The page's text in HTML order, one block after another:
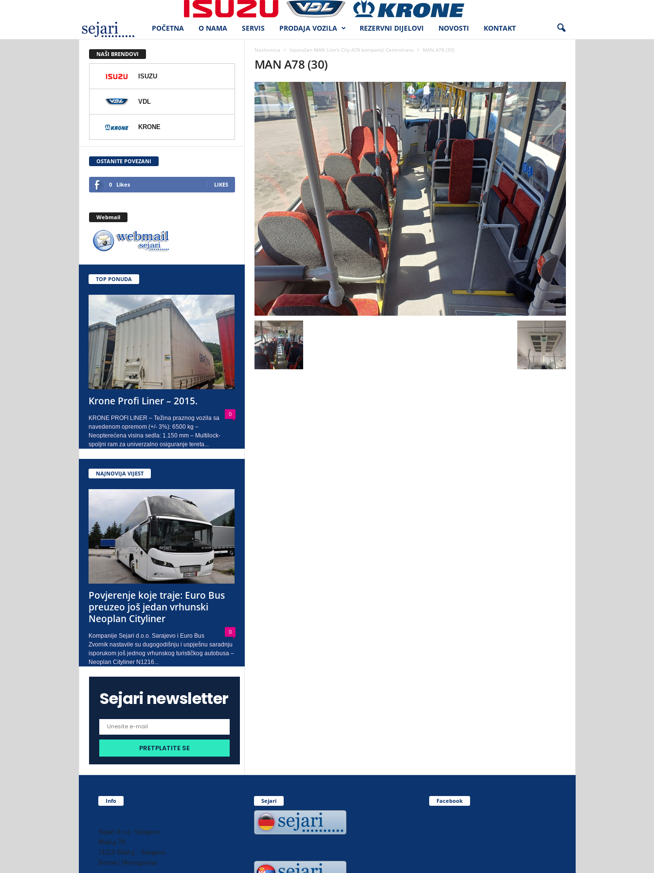
e
r
d
.
o
.
a
j
o
POČETNA O NAMA SERVIS PRODAJA VOZILA REZERVNI DIJELOVI NOVOSTI KONTAKT
Naslovnica Isporučen MAN Lion's City A78 kompaniji Centrotrans MAN A78 (30)
MAN A78 (30)
NAŠI BRENDOVI
ISUZU
VDL
KRONE
OSTANITE POVEZANI
0 Likes LIKES
Webmail
TOP PONUDA
Krone Profi Liner – 2015.
0
KRONE PROFI LINER – Težina praznog vozila sa
navedenom opremom (+/- 3%): 6500 kg –
Neopterećena visina sedla: 1.150 mm – Multilock-
spoljni ram za univerzalno osiguranje tereta...
NAJNOVIJA VIJEST
Povjerenje koje traje: Euro Bus
preuzeo još jedan vrhunski
Neoplan Cityliner
0
Kompanije Sejari d.o.o. Sarajevo i Euro Bus
Zvornik nastavile su dugogodišnju i uspješnu saradnju
isporukom još jednog vrhunskog turističkog autobusa –
Neoplan Cityliner N1216...
Sejari newsletter
Info
Sejari d.o.o. Sarajevo
Blažuj 78,
71215 Blažuj - Sarajevo
Bosna i Hercegovina
Sejari Facebook